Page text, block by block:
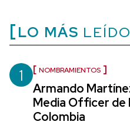
LO MÁS LEÍDO
1 NOMBRAMIENTOS
Armando
Media Officer de
Colombia